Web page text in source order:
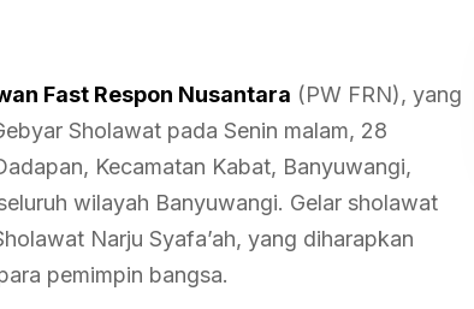
Fast Respon Nusantara (PW FRN), yang
Sholawat pada Senin malam, 28
Kecamatan Kabat, Banyuwangi,
wilayah Banyuwangi. Gelar sholawat
Narju Syafa’ah, yang diharapkan
pemimpin bangsa.